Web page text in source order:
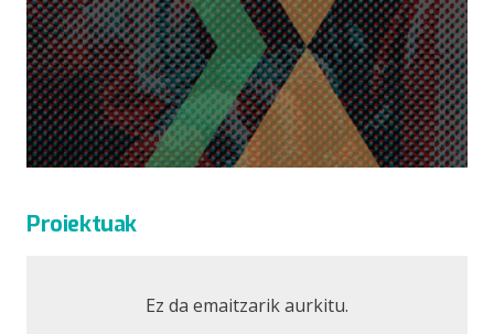
Proiektuak
Ez da emaitzarik aurkitu.